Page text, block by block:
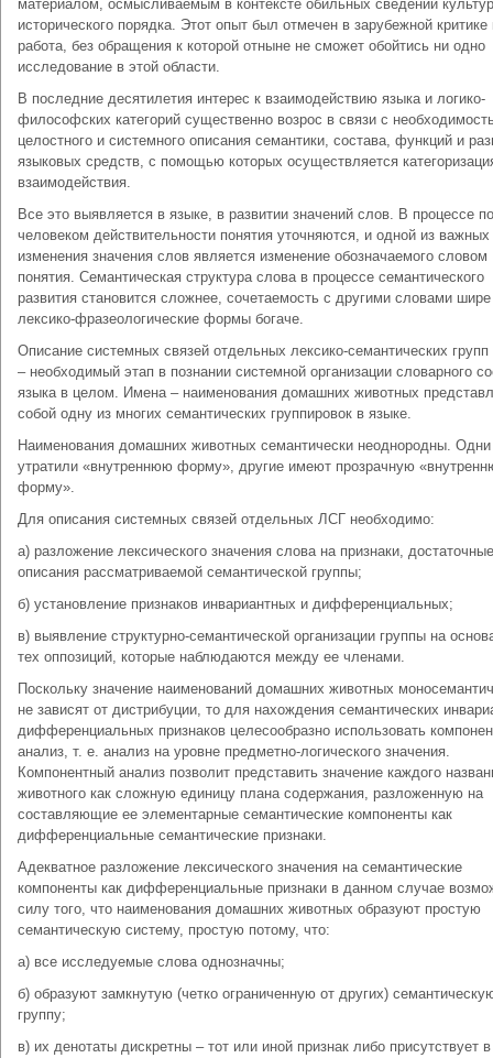
материалом, осмысливаемым в контексте обильных сведений
исторического порядка. Этот опыт был отмечен в зарубежной критике
работа, без обращения к которой отныне не сможет обойтись ни одно
исследование в этой области.
В последние десятилетия интерес к взаимодействию языка и логико-
философских категорий существенно возрос в связи с
целостного и системного описания семантики, состава, функций и
языковых средств, с помощью которых осуществляется
взаимодействия.
Все это выявляется в языке, в развитии значений слов. В процессе
человеком действительности понятия уточняются, и одной из важных
изменения значения слов является изменение обозначаемого словом
понятия. Семантическая структура слова в процессе семантического
развития становится сложнее, сочетаемость с другими словами
лексико-фразеологические формы богаче.
Описание системных связей отдельных лексико-семантических
– необходимый этап в познании системной организации словарного
языка в целом. Имена – наименования домашних животных
собой одну из многих семантических группировок в языке.
Наименования домашних животных семантически неоднородны. Одни
утратили «внутреннюю форму», другие имеют прозрачную
форму».
Для описания системных связей отдельных ЛСГ необходимо:
а) разложение лексического значения слова на признаки,
описания рассматриваемой семантической группы;
б) установление признаков инвариантных и дифференциальных;
в) выявление структурно-семантической организации группы на
тех оппозиций, которые наблюдаются между ее членами.
Поскольку значение наименований домашних животных
не зависят от дистрибуции, то для нахождения семантических
дифференциальных признаков целесообразно использовать
анализ, т. е. анализ на уровне предметно-логического значения.
Компонентный анализ позволит представить значение каждого
животного как сложную единицу плана содержания, разложенную на
составляющие ее элементарные семантические компоненты как
дифференциальные семантические признаки.
Адекватное разложение лексического значения на семантические
компоненты как дифференциальные признаки в данном случае
силу того, что наименования домашних животных образуют простую
семантическую систему, простую потому, что:
а) все исследуемые слова однозначны;
б) образуют замкнутую (четко ограниченную от других)
группу;
в) их денотаты дискретны – тот или иной признак либо присутствует в